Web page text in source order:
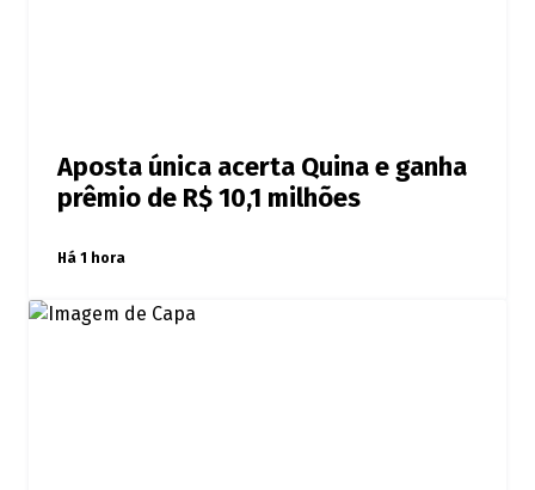
Aposta única acerta Quina e ganha
prêmio de R$ 10,1 milhões
Há 1 hora